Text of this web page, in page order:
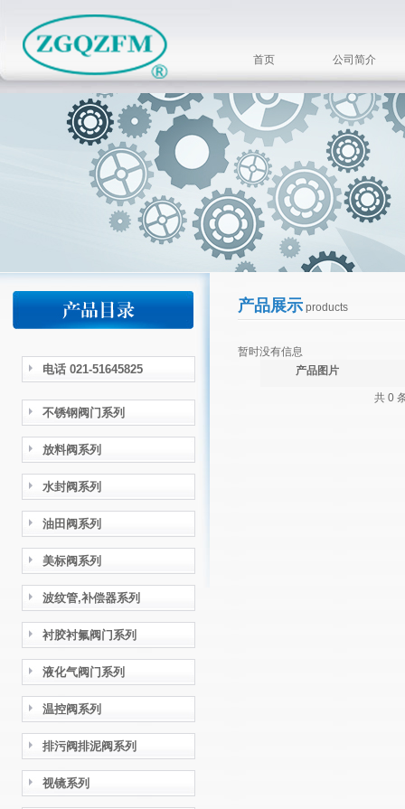
首页 公司简介
电话 021-51645825
不锈钢阀门系列
放料阀系列
水封阀系列
油田阀系列
美标阀系列
波纹管,补偿器系列
衬胶衬氟阀门系列
液化气阀门系列
温控阀系列
排污阀排泥阀系列
视镜系列
产品展示products
暂时没有信息
产品图片
共 0